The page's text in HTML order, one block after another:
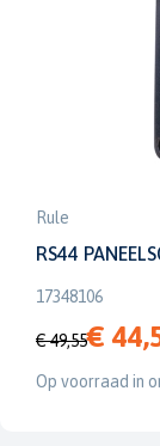
Rule
RS44
17348106
€ 49,55€
Op voorraad in